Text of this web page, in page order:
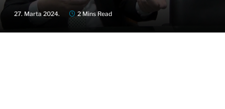
27. Marta 2024. 2 Mins Read